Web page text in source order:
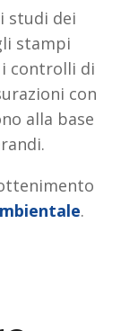
studi dei
stampi
controlli di
con
alla base
.